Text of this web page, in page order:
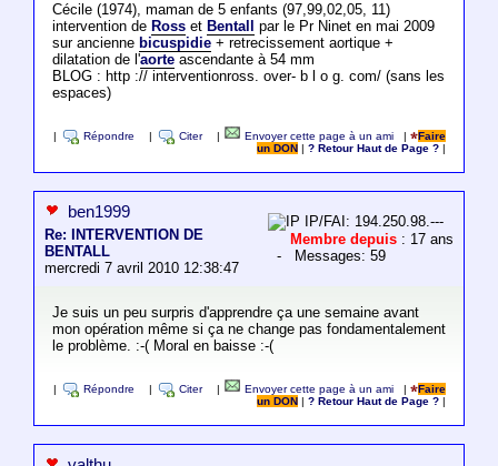
Cécile (1974), maman de 5 enfants (97,99,02,05, 11)
intervention de Rosset Bentall
par le Pr Ninet en mai 2009
sur ancienne bicuspidie+ retrecissement aortique +
dilatation de l'aorteascendante à 54 mm
BLOG : http :// interventionross. over- b l o g. com/ (sans les
espaces)
Répondre Citer Envoyer cette page à un ami |
Faire
un DON
|? Retour Haut de Page ?
ben1999
Re: INTERVENTION DE
BENTALL
mercredi 7 avril 2010 12:38:47
IP/FAI: 194.250.98.---
Membre depuis : 17 ans
- Messages: 59
Je suis un peu surpris d'apprendre ça une semaine avant
mon opération même si ça ne change pas fondamentalement
le problème. :-( Moral en baisse :-(
Répondre Citer Envoyer cette page à un ami |
Faire
un DON
|? Retour Haut de Page ?